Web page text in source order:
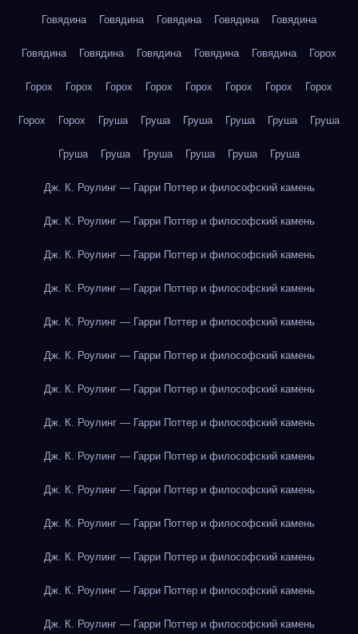
Говядина Говядина Говядина Говядина Говядина
Говядина Говядина Говядина Говядина Говядина Горох
Горох Горох Горох Горох Горох Горох Горох Горох
Горох Горох Груша Груша Груша Груша Груша Груша
Груша Груша Груша Груша Груша Груша
Дж. К. Роулинг — Гарри Поттер и философский камень
Дж. К. Роулинг — Гарри Поттер и философский камень
Дж. К. Роулинг — Гарри Поттер и философский камень
Дж. К. Роулинг — Гарри Поттер и философский камень
Дж. К. Роулинг — Гарри Поттер и философский камень
Дж. К. Роулинг — Гарри Поттер и философский камень
Дж. К. Роулинг — Гарри Поттер и философский камень
Дж. К. Роулинг — Гарри Поттер и философский камень
Дж. К. Роулинг — Гарри Поттер и философский камень
Дж. К. Роулинг — Гарри Поттер и философский камень
Дж. К. Роулинг — Гарри Поттер и философский камень
Дж. К. Роулинг — Гарри Поттер и философский камень
Дж. К. Роулинг — Гарри Поттер и философский камень
Дж. К. Роулинг — Гарри Поттер и философский камень